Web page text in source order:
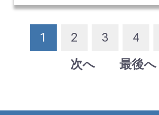
1 2 3 4
次へ 最後へ